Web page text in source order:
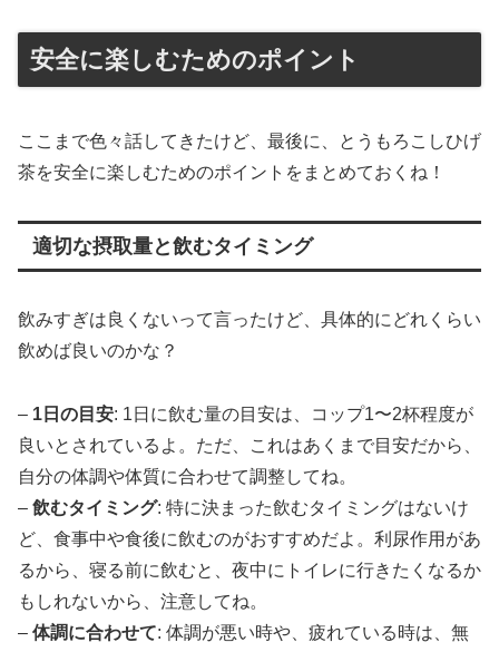
安全に楽しむためのポイント
ここまで色々話してきたけど、最後に、とうもろこしひげ
茶を安全に楽しむためのポイントをまとめておくね！
適切な摂取量と飲むタイミング
飲みすぎは良くないって言ったけど、具体的にどれくらい
飲めば良いのかな？
– 1日の目安: 1日に飲む量の目安は、コップ1〜2杯程度が
良いとされているよ。ただ、これはあくまで目安だから、
自分の体調や体質に合わせて調整してね。
– 飲むタイミング: 特に決まった飲むタイミングはないけ
ど、食事中や食後に飲むのがおすすめだよ。利尿作用があ
るから、寝る前に飲むと、夜中にトイレに行きたくなるか
もしれないから、注意してね。
– 体調に合わせて: 体調が悪い時や、疲れている時は、無